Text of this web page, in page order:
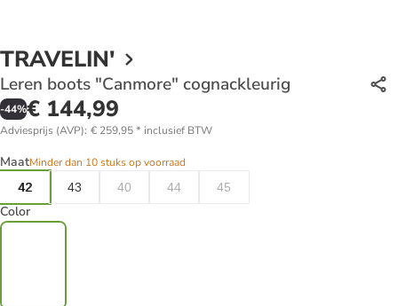
TRAVELIN'
Leren boots "Canmore" cognackleurig
-44%€ 144,99
Adviesprijs (AVP): € 259,95* inclusief BTW
MaatMinder dan 10 stuks op voorraad
42
43 40 44 45
Color